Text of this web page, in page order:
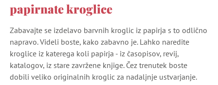
papirnate kroglice
Zabavajte se izdelavo barvnih kroglic iz papirja s to odlično
napravo. Videli boste, kako zabavno je. Lahko naredite
kroglice iz katerega koli papirja - iz časopisov, revij,
katalogov, iz stare zavržene knjige. Čez trenutek boste
dobili veliko originalnih kroglic za nadaljnje ustvarjanje.